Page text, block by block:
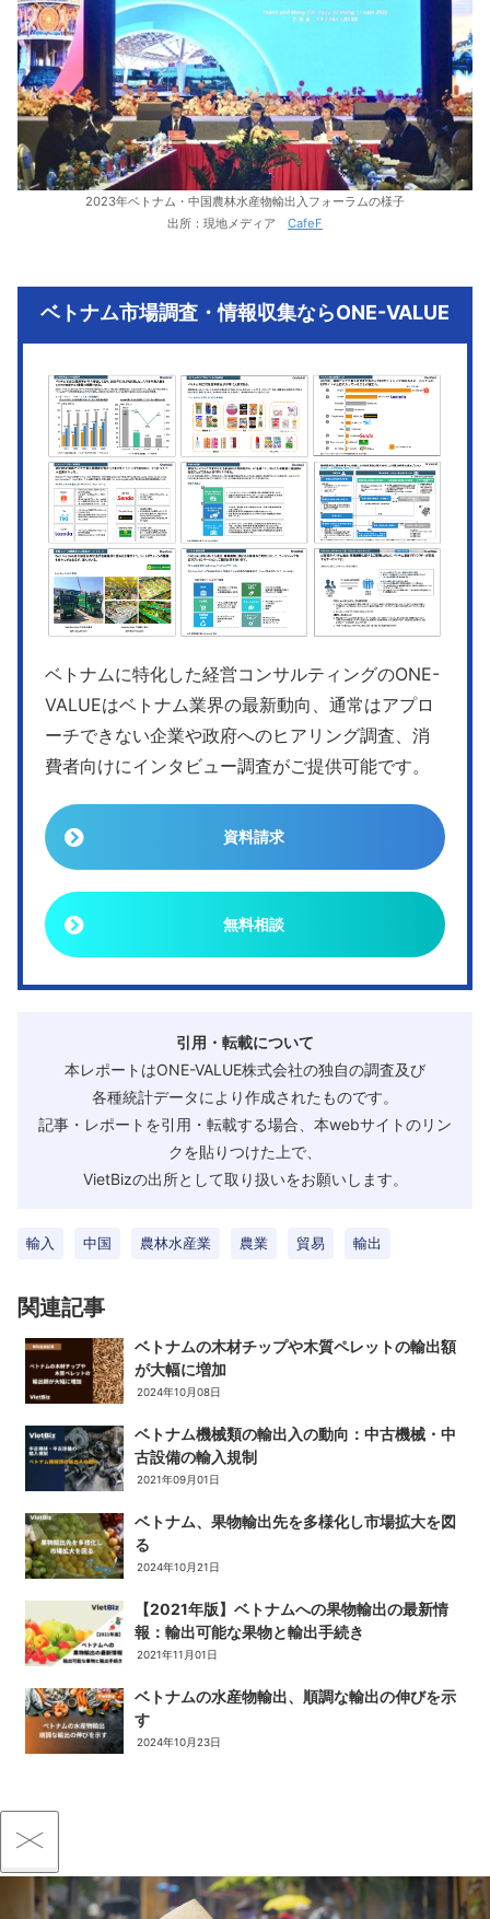
2023年ベトナム・中国農林水産物輸出入フォーラムの様子
出所：現地メディア CafeF
ベトナム市場調査・情報収集ならONE-VALUE
ベトナムに特化した経営コンサルティングのONE-
VALUEはベトナム業界の最新動向、通常はアプロ
ーチできない企業や政府へのヒアリング調査、消
費者向けにインタビュー調査がご提供可能です。
資料請求
無料相談
引用・転載について
本レポートはONE-VALUE株式会社の独自の調査及び
各種統計データにより作成されたものです。
記事・レポートを引用・転載する場合、本webサイトのリン
クを貼りつけた上で、
VietBizの出所として取り扱いをお願いします。
輸入 中国 農林水産業 農業 貿易 輸出
関連記事
ベトナムの木材チップや木質ペレットの輸出額
が大幅に増加
2024年10月08日
ベトナム機械類の輸出入の動向：中古機械・中
古設備の輸入規制
2021年09月01日
ベトナム、果物輸出先を多様化し市場拡大を図
る
2024年10月21日
【2021年版】ベトナムへの果物輸出の最新情
報：輸出可能な果物と輸出手続き
2021年11月01日
ベトナムの水産物輸出、順調な輸出の伸びを示
す
2024年10月23日